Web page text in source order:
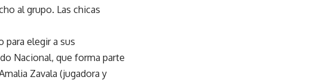
al grupo. Las chicas
para elegir a sus
Nacional, que forma parte
Zavala (jugadora y